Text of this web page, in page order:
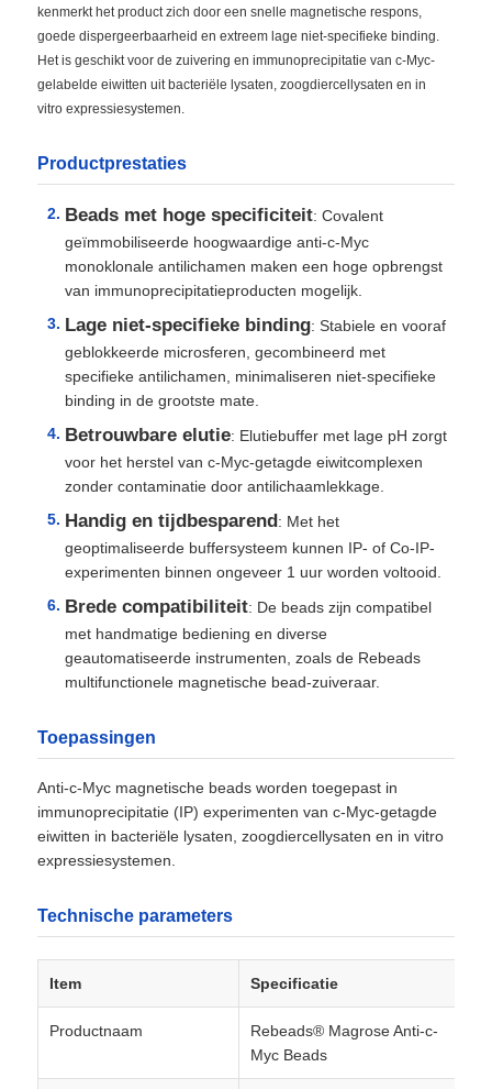
Huis
Producten
Over Ons
kenmerkt het product zich door een snelle magnetische respons,
goede dispergeerbaarheid en extreem lage niet-specifieke binding.
Het is geschikt voor de zuivering en immunoprecipitatie van c-Myc-
gelabelde eiwitten uit bacteriële lysaten, zoogdiercellysaten en in
vitro expressiesystemen.
Productprestaties
Beads met hoge specificiteit: Covalent
geïmmobiliseerde hoogwaardige anti-c-Myc
monoklonale antilichamen maken een hoge opbrengst
van immunoprecipitatieproducten mogelijk.
Lage niet-specifieke binding: Stabiele en vooraf
geblokkeerde microsferen, gecombineerd met
specifieke antilichamen, minimaliseren niet-specifieke
binding in de grootste mate.
Betrouwbare elutie: Elutiebuffer met lage pH zorgt
voor het herstel van c-Myc-getagde eiwitcomplexen
zonder contaminatie door antilichaamlekkage.
Handig en tijdbesparend: Met het
geoptimaliseerde buffersysteem kunnen IP- of Co-IP-
experimenten binnen ongeveer 1 uur worden voltooid.
Brede compatibiliteit: De beads zijn compatibel
met handmatige bediening en diverse
geautomatiseerde instrumenten, zoals de Rebeads
multifunctionele magnetische bead-zuiveraar.
Toepassingen
Anti-c-Myc magnetische beads worden toegepast in
immunoprecipitatie (IP) experimenten van c-Myc-getagde
eiwitten in bacteriële lysaten, zoogdiercellysaten en in vitro
expressiesystemen.
Technische parameters
Item Specificatie
Productnaam
Rebeads® Magrose Anti-c-
Myc Beads